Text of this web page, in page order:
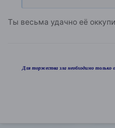
Ты весьма удачно её
Для торжества зла необходимо только